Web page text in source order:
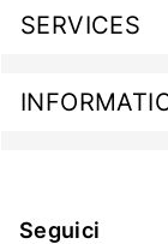
SERVICES
Seguici